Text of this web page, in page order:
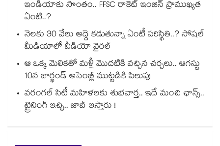
ఇండియాకు సొంతం.. FFSC రాకెట్ ఇంజిన్ ప్రాముఖ్యత
ఏంటి..?
నెలకు 30 వేలు అద్దె కడుతున్నా ఏంటీ పరిస్థితి..? సోషల్
మీడియాలో వీడియో వైరల్
ఆ ఒక్క మెలికతో మళ్లీ మొదటికి వచ్చిన చర్చలు.. ఆగస్టు
10న జార్ఖండ్ అసెంబ్లీ ముట్టడికి పిలుపు
వరంగల్ సిటీ మహిళలకు శుభవార్త.. ఇదే మంచి ఛాన్స్..
ట్రైనింగ్ ఇచ్చి.. జాబ్ ఇస్తారు !